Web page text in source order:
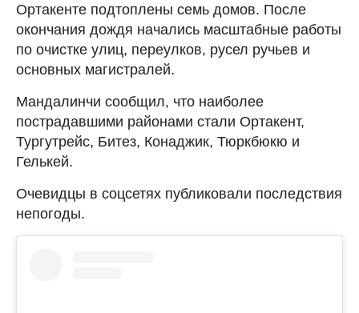
Ортакенте подтоплены семь домов. После
окончания дождя начались масштабные работы
по очистке улиц, переулков, русел ручьев и
основных магистралей.
Мандалинчи сообщил, что наиболее
пострадавшими районами стали Ортакент,
Тургутрейс, Битез, Конаджик, Тюркбюкю и
Гелькей.
Очевидцы в соцсетях публиковали последствия
непогоды.